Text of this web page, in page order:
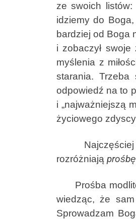
ze swoich listów:
idziemy do
bardziej od Boga
i zobaczył swoje
myślenia z
starania. Trzeba
odpowiedź na to
i „najważniejszą
życiowego
Najczęściej
rozróżniają
Prośba
wiedząc, że
Sprowadzam